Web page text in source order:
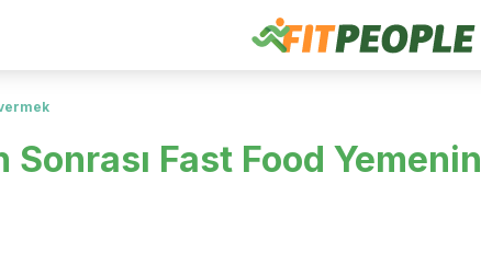
Fast Food Yemenin